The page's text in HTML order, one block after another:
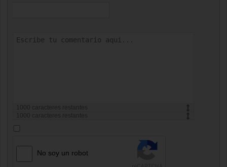
1000
caracteres restantes
1000
caracteres restantes
No soy un robot